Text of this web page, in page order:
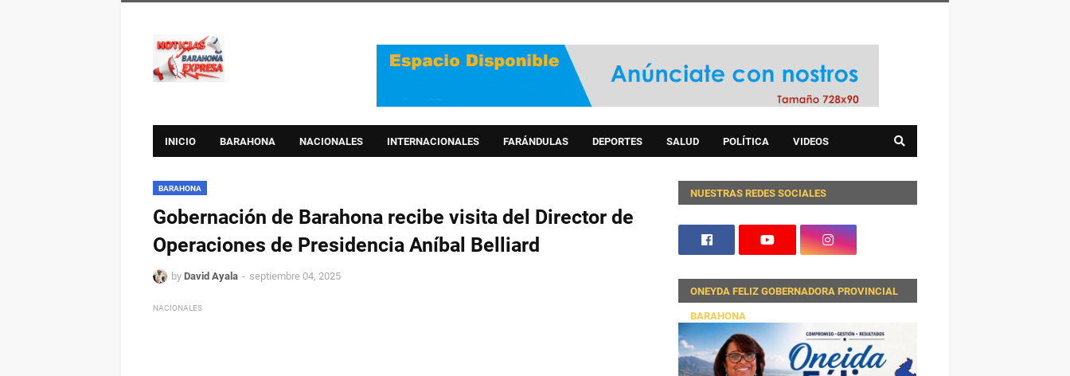
INICIO BARAHONA NACIONALES INTERNACIONALES FARÁNDULAS DEPORTES SALUD POLÍTICA VIDEOS
BARAHONA
Gobernación de Barahona recibe visita del Director de
Operaciones de Presidencia Aníbal Belliard
by David Ayala septiembre 04, 2025
NACIONALES
NUESTRAS REDES SOCIALES
ONEYDA FELIZ GOBERNADORA PROVINCIAL
BARAHONA